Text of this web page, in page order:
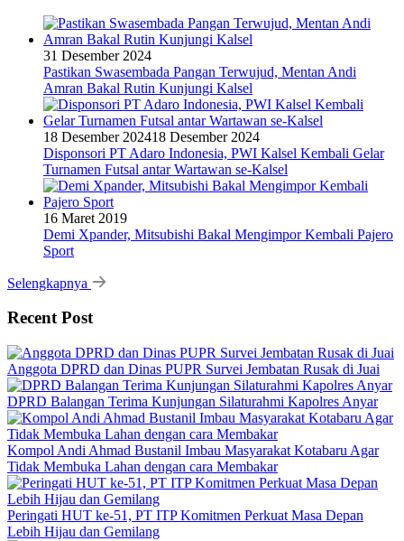
31 Desember 2024
Pastikan Swasembada Pangan Terwujud, Mentan Andi
Amran Bakal Rutin Kunjungi Kalsel
18 Desember 202418 Desember 2024
Disponsori PT Adaro Indonesia, PWI Kalsel Kembali Gelar
Turnamen Futsal antar Wartawan se-Kalsel
16 Maret 2019
Demi Xpander, Mitsubishi Bakal Mengimpor Kembali Pajero
Sport
Selengkapnya
Recent Post
Anggota DPRD dan Dinas PUPR Survei Jembatan Rusak di Juai
DPRD Balangan Terima Kunjungan Silaturahmi Kapolres Anyar
Kompol Andi Ahmad Bustanil Imbau Masyarakat Kotabaru Agar
Tidak Membuka Lahan dengan cara Membakar
Peringati HUT ke-51, PT ITP Komitmen Perkuat Masa Depan
Lebih Hijau dan Gemilang